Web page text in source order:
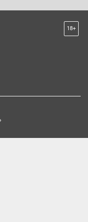
18+